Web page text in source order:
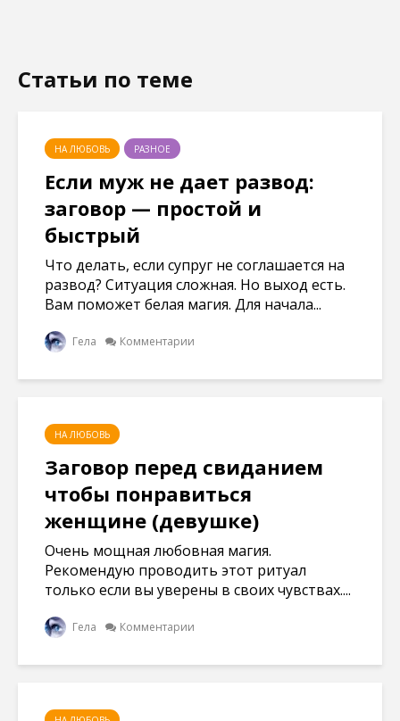
Статьи по теме
НА ЛЮБОВЬ РАЗНОЕ
Если муж не дает развод:
заговор — простой и
быстрый
Что делать, если супруг не соглашается на
развод? Ситуация сложная. Но выход есть.
Вам поможет белая магия. Для начала...
Гела Комментарии
НА ЛЮБОВЬ
Заговор перед свиданием
чтобы понравиться
женщине (девушке)
Очень мощная любовная магия.
Рекомендую проводить этот ритуал
только если вы уверены в своих чувствах....
Гела Комментарии